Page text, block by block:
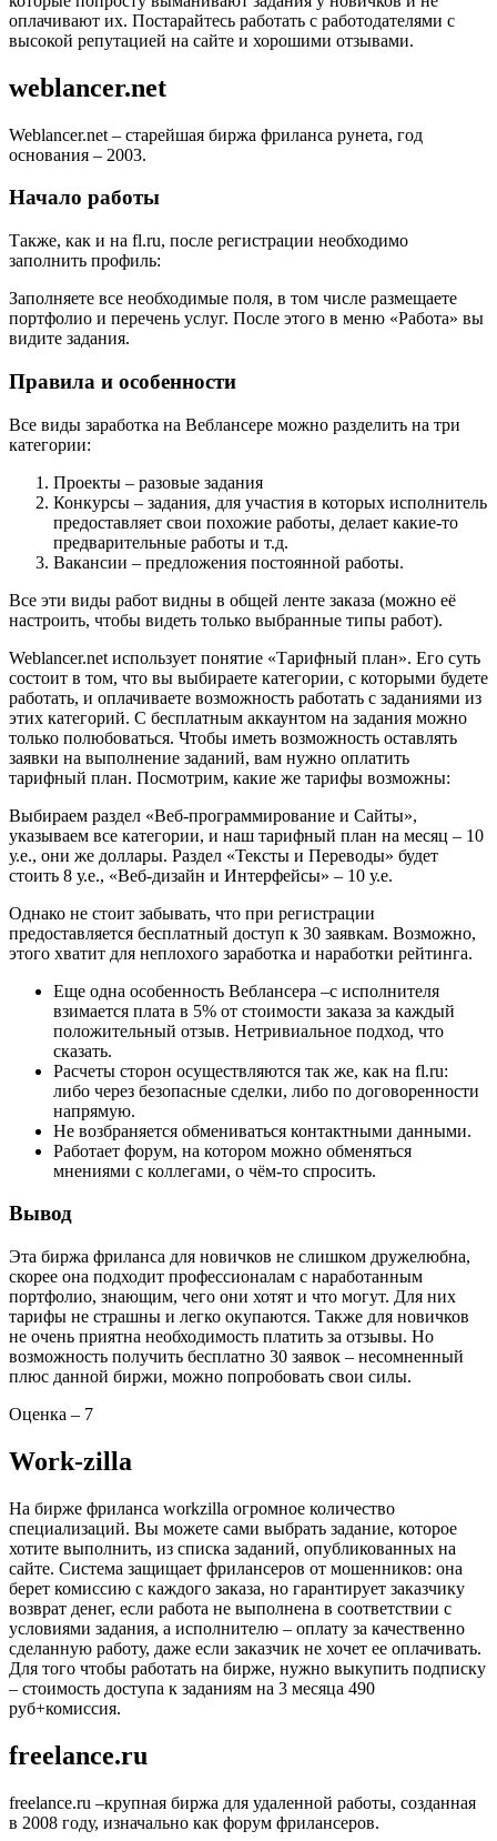
оплачивают их. Постарайтесь работать с работодателями с
высокой репутацией на сайте и хорошими отзывами.
weblancer.net
Weblancer.net – старейшая биржа фриланса рунета, год
основания – 2003.
Начало работы
Также, как и на fl.ru, после регистрации необходимо
заполнить профиль:
Заполняете все необходимые поля, в том числе размещаете
портфолио и перечень услуг. После этого в меню «Работа» вы
видите задания.
Правила и особенности
Все виды заработка на Веблансере можно разделить на три
категории:
Проекты – разовые задания
Конкурсы – задания, для участия в которых исполнитель
предоставляет свои похожие работы, делает какие-то
предварительные работы и т.д.
Вакансии – предложения постоянной работы.
Все эти виды работ видны в общей ленте заказа (можно её
настроить, чтобы видеть только выбранные типы работ).
Weblancer.net использует понятие «Тарифный план». Его суть
состоит в том, что вы выбираете категории, с которыми будете
работать, и оплачиваете возможность работать с заданиями из
этих категорий. С бесплатным аккаунтом на задания можно
только полюбоваться. Чтобы иметь возможность оставлять
заявки на выполнение заданий, вам нужно оплатить
тарифный план. Посмотрим, какие же тарифы возможны:
Выбираем раздел «Веб-программирование и Сайты»,
указываем все категории, и наш тарифный план на месяц – 10
у.е., они же доллары. Раздел «Тексты и Переводы» будет
стоить 8 у.е., «Веб-дизайн и Интерфейсы» – 10 у.е.
Однако не стоит забывать, что при регистрации
предоставляется бесплатный доступ к 30 заявкам. Возможно,
этого хватит для неплохого заработка и наработки рейтинга.
Еще одна особенность Веблансера –с исполнителя
взимается плата в 5% от стоимости заказа за каждый
положительный отзыв. Нетривиальное подход, что
сказать.
Расчеты сторон осуществляются так же, как на fl.ru:
либо через безопасные сделки, либо по договоренности
напрямую.
Не возбраняется обмениваться контактными данными.
Работает форум, на котором можно обменяться
мнениями с коллегами, о чём-то спросить.
Вывод
Эта биржа фриланса для новичков не слишком дружелюбна,
скорее она подходит профессионалам с наработанным
портфолио, знающим, чего они хотят и что могут. Для них
тарифы не страшны и легко окупаются. Также для новичков
не очень приятна необходимость платить за отзывы. Но
возможность получить бесплатно 30 заявок – несомненный
плюс данной биржи, можно попробовать свои силы.
Оценка – 7
Work-zilla
На бирже фриланса workzilla огромное количество
специализаций. Вы можете сами выбрать задание, которое
хотите выполнить, из списка заданий, опубликованных на
сайте. Система защищает фрилансеров от мошенников: она
берет комиссию с каждого заказа, но гарантирует заказчику
возврат денег, если работа не выполнена в соответствии с
условиями задания, а исполнителю – оплату за качественно
сделанную работу, даже если заказчик не хочет ее оплачивать.
Для того чтобы работать на бирже, нужно выкупить подписку
– стоимость доступа к заданиям на 3 месяца 490
руб+комиссия.
freelance.ru
freelance.ru –крупная биржа для удаленной работы, созданная
в 2008 году, изначально как форум фрилансеров.